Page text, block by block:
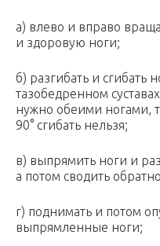
а) влево и вправо
и здоровую ноги;
б) разгибать и сгибать
тазобедренном
нужно обеими ногами,
90° сгибать нельзя;
в) выпрямить ноги и
а потом сводить
г) поднимать и потом
выпрямленные ноги;